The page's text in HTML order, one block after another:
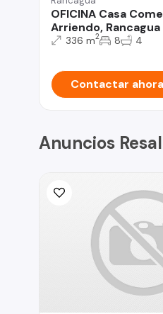
OFICINA Casa
Arriendo,
336 m2 8 4
Contactar ahora
Anuncios